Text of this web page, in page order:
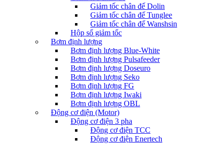
Giảm tốc chân đế Dolin
Giảm tốc chân đế Tunglee
Giảm tốc chân đế Wanshsin
Hộp số giảm tốc
Bơm định lượng
Bơm định lượng Blue-White
Bơm định lượng Pulsafeeder
Bơm định lượng Doseuro
Bơm định lượng Seko
Bơm định lượng FG
Bơm định lượng Iwaki
Bơm định lượng OBL
Động cơ điện (Motor)
Động cơ điện 3 pha
Động cơ điện TCC
Động cơ điện Enertech